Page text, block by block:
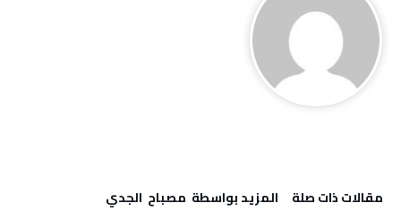
‫مقالات ذات صلة‬ ‫‫المزيد بواسطة‬ ‬ مصباح ‭ ‬الجدي